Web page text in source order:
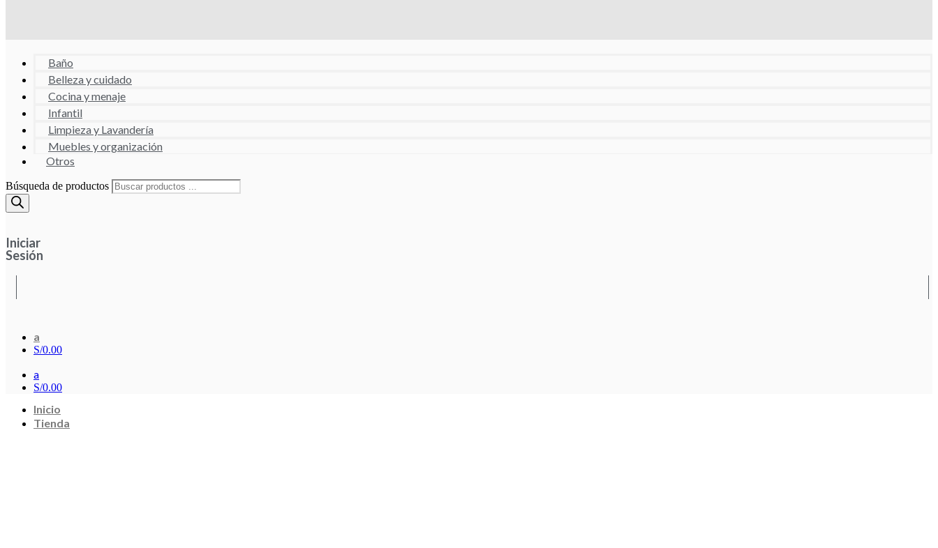
Baño
Belleza y cuidado
Cocina y menaje
Infantil
Limpieza y Lavandería
Muebles y organización
Otros
Búsqueda de productos
Iniciar
Sesión
a
S/0.00
a
S/0.00
Inicio
Tienda